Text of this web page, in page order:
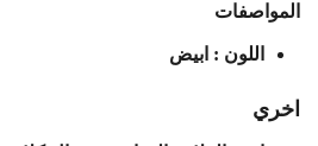
المواصفات
اللون : ابيض
اخري